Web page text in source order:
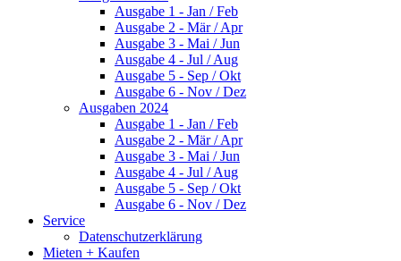
Ausgabe 1 - Jan / Feb
Ausgabe 2 - Mär / Apr
Ausgabe 3 - Mai / Jun
Ausgabe 4 - Jul / Aug
Ausgabe 5 - Sep / Okt
Ausgabe 6 - Nov / Dez
Ausgaben 2024
Ausgabe 1 - Jan / Feb
Ausgabe 2 - Mär / Apr
Ausgabe 3 - Mai / Jun
Ausgabe 4 - Jul / Aug
Ausgabe 5 - Sep / Okt
Ausgabe 6 - Nov / Dez
Service
Datenschutzerklärung
Mieten + Kaufen